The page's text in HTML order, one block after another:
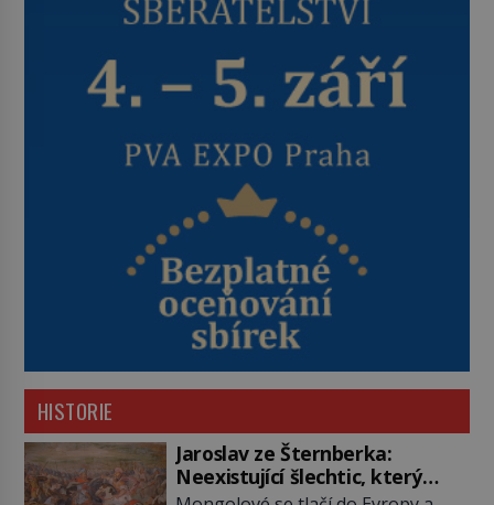
HISTORIE
Jaroslav ze Šternberka:
Neexistující šlechtic, který